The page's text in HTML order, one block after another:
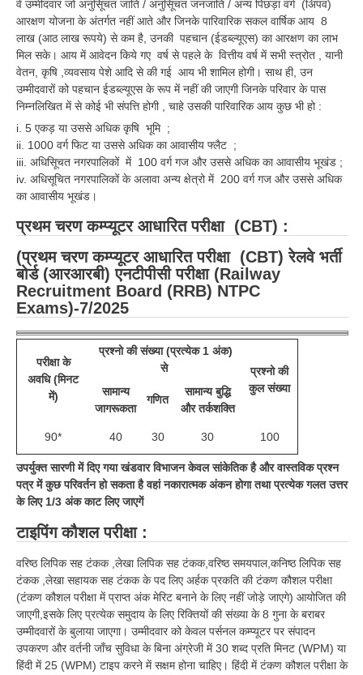
RRB NTPC (Tier-1) परीक्षा पेपर
RRB ALP Exam Papers
ALP Psychological Tests
RRB Online Exams Sample Test
GK Papers
PARAMEDICAL
PARAMEDICAL PDF Study Notes
PARAMEDICAL Syllabus
PARAMEDICAL Apply Online
RRB एनटीपीसी - NTPC
RRB लोको पायलट - ALP
RRB रेलवे ग्रुप-डी
RRB जूनियर इंजीनियर - JE
मनोवैज्ञानिक परीक्षण - PSYCHO
वे उम्मीदवार जो अनुसूिचत जाति / अनुसूिचत जनजाति / अन्य पिछड़ा वर्ग (अिपव)
आरक्षण योजना के अंतर्गत नहीं आते और जिनके पारिवारिक सकल वार्षिक आय 8
लाख (आठ लाख रूपये) से कम है, उनकी पहचान (ईडब्ल्यूएस) का आरक्षण का लाभ
मिल सके। आय में आवेदन किये गए वर्ष से पहले के वित्तीय वर्ष में सभी स्त्रोत , यानी
वेतन, कृषि ,व्यवसाय पेशे आदि से की गई आय भी शामिल होगी। साथ ही, उन
उम्मीदवारों को पहचान ईडब्ल्यूएस के रूप में नहीं की जाएगी जिनके परिवार के पास
निम्नलिखित में से कोई भी संपत्ति होगी , चाहे उसकी पारिवारिक आय कुछ भी हो :
i. 5 एकड़ या उससे अधिक कृषि भूमि ;
ii. 1000 वर्ग फिट या उससे अधिक का आवासीय फ्लैट ;
iii. अधिसूिचत नगरपालिकों में 100 वर्ग गज और उससे अधिक का आवासीय भूखंड ;
iv. अधिसूचित नगरपालिकों के अलावा अन्य क्षेत्रो में 200 वर्ग गज और उससे अधिक
का आवासीय भूखंड।
प्रथम चरण कम्प्यूटर आधारित परीक्षा (CBT) :
(प्रथम चरण कम्प्यूटर आधारित परीक्षा (CBT) रेलवे भर्ती
बोर्ड (आरआरबी) एनटीपीसी परीक्षा (Railway
Recruitment Board (RRB) NTPC
Exams)-7/2025
परीक्षा के
अवधि (मिनट
में)
प्रश्नो की संख्या (प्रत्येक 1 अंक)
से
प्रश्नो की
कुल संख्या
सामान्य
जागरूकता
गणित
सामान्य बुद्धि
और तर्कशक्ति
90* 40 30 30 100
उपर्युक्त सारणी में दिए गया खंडवार विभाजन केवल सांकेतिक है और वास्तविक प्रश्न
पत्र में कुछ परिवर्तन हो सकता है वहां नकारात्मक अंकन होगा तथा प्रत्येक गलत उत्तर
के लिए 1/3 अंक काट लिए जाएगें
टाइपिंग कौशल परीक्षा :
वरिष्ठ लिपिक सह टंकक ,लेखा लिपिक सह टंकक,वरिष्ठ समयपाल,कनिष्ठ लिपिक सह
टंकक ,लेखा सहायक सह टंकक के पद लिए अर्हक प्रकति की टंकण कौशल परीक्षा
(टंकण कौशल परीक्षा में प्राप्त अंक मेरिट बनाने के लिए नहीं जोड़े जाएगे) आयोजित की
जाएगी,इसके लिए प्रत्येक समुदाय के लिए रिक्तियों की संख्या के 8 गुना के बराबर
उम्मीदवारों के बुलाया जाएगा। उम्मीदवार को केवल पर्सनल कम्प्यूटर पर संपादन
उपकरण और वर्तनी जाँच सुविधा के बिना अंग्रेजी में 30 शब्द प्रति मिनट (WPM) या
हिंदी में 25 (WPM) टाइप करने में सक्षम होना चाहिए। हिंदी में टंकण कौशल परीक्षा के